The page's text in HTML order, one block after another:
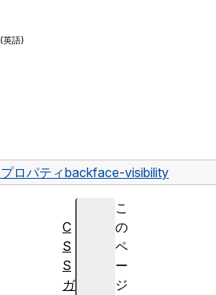
プロパティbackface-visibility
こ
の
ペ
ー
ジ
C
S
S
ガ